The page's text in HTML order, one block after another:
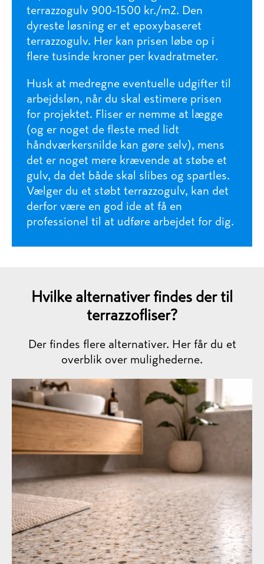
terrazzogulv 900-1500 kr./m2. Den
dyreste løsning er et epoxybaseret
terrazzogulv. Her kan prisen løbe op i
flere tusinde kroner per kvadratmeter.
Husk at medregne eventuelle udgifter til
arbejdsløn, når du skal estimere prisen
for projektet. Fliser er nemme at lægge
(og er noget de fleste med lidt
håndværkersnilde kan gøre selv), mens
det er noget mere krævende at støbe et
gulv, da det både skal slibes og spartles.
Vælger du et støbt terrazzogulv, kan det
derfor være en god ide at få en
professionel til at udføre arbejdet for dig.
Hvilke alternativer findes der til
terrazzofliser?
Der findes flere alternativer. Her får du et
overblik over mulighederne.